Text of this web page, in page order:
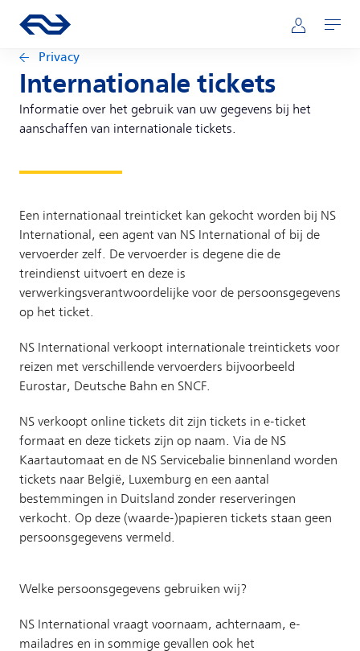
Hoofdnavigatie
Ga naar de homepage van ns.nl Mijn NS
Openen
Privacy
Internationale tickets
Informatie over het gebruik van uw gegevens bij het
aanschaffen van internationale tickets.